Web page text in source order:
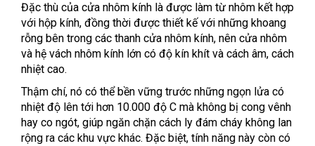
Đặc thù của cửa nhôm kính là được làm từ nhôm kết hợp
với hộp kính, đồng thời được thiết kế với những khoang
rỗng bên trong các thanh cửa nhôm kính, nên cửa nhôm
và hệ vách nhôm kính lớn có độ kín khít và cách âm, cách
nhiệt cao.
Thậm chí, nó có thể bền vững trước những ngọn lửa có
nhiệt độ lên tới hơn 10.000 độ C mà không bị cong vênh
hay co ngót, giúp ngăn chặn cách ly đám cháy không lan
rộng ra các khu vực khác. Đặc biệt, tính năng này còn có